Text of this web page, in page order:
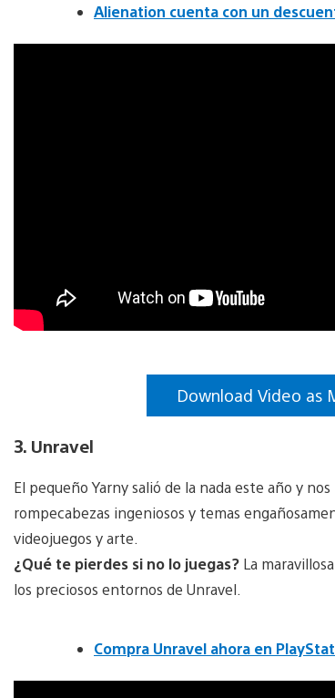
Alienation cuenta con un
Download Video as
3. Unravel
El pequeño Yarny salió de la nada este año y
rompecabezas ingeniosos y temas
videojuegos y arte.
¿Qué te pierdes si no lo juegas? La
los preciosos entornos de Unravel.
Compra Unravel ahora en